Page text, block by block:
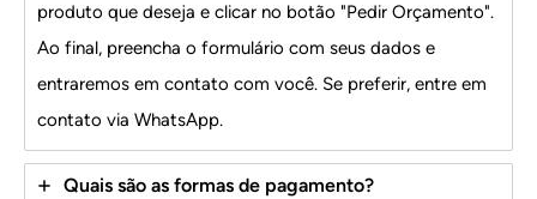
produto que deseja e clicar no botão "Pedir Orçamento".
Ao final, preencha o formulário com seus dados e
entraremos em contato com você. Se preferir, entre em
contato via WhatsApp.
Quais são as formas de pagamento?